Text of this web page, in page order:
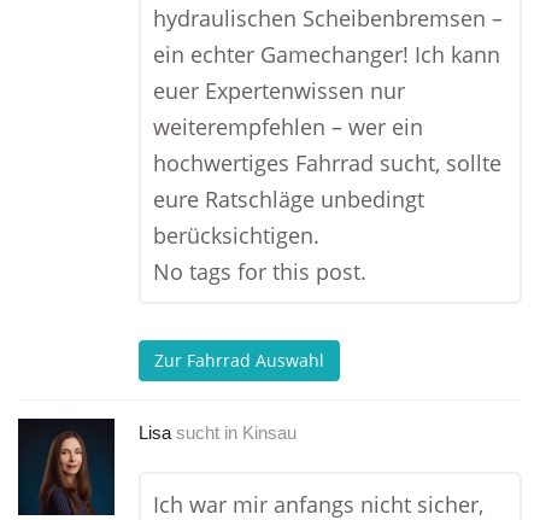
hydraulischen Scheibenbremsen –
ein echter Gamechanger! Ich kann
euer Expertenwissen nur
weiterempfehlen – wer ein
hochwertiges Fahrrad sucht, sollte
eure Ratschläge unbedingt
berücksichtigen.
No tags for this post.
Zur Fahrrad Auswahl
Lisa sucht in Kinsau
Ich war mir anfangs nicht sicher,